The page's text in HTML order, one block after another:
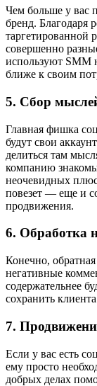
Чем больше у вас
бренд. Благодаря
таргетированной
совершенно
используют SMM
ближе к своим
5. Сбор
Главная фишка
будут свои
делиться там
компанию
неочевидных
повезет — еще и
продвижения.
6. Обработка
Конечно, обратная
негативные
содержательнее
сохранить
7.
Если у вас есть
ему просто
добрых делах